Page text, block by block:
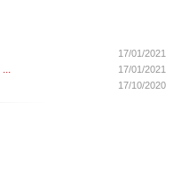
17/01/2021
17/01/2021
17/10/2020